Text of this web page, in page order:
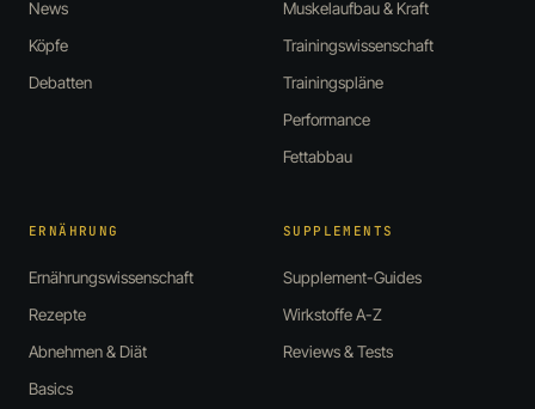
News
Köpfe
Debatten
Muskelaufbau & Kraft
Trainingswissenschaft
Trainingspläne
Performance
Fettabbau
ERNÄHRUNG
Ernährungswissenschaft
Rezepte
Abnehmen & Diät
Basics
SUPPLEMENTS
Supplement-Guides
Wirkstoffe A-Z
Reviews & Tests